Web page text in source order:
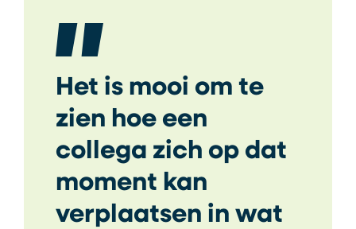
Het is mooi om te
zien hoe een
collega zich op dat
moment kan
verplaatsen in wat